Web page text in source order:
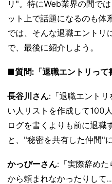
リ"。特にWeb業界の間で
ット上で話題になるのも体
では、そんな退職エントリ
で、最後に紹介しよう。
■質問:「退職エントリって
長谷川さん:「退職エントリ
い人リストを作成して100
ログを書くよりも前に退職
と、"秘密を共有した仲間"
かっぴーさん:「実際辞めた
から頼まれなかったりして